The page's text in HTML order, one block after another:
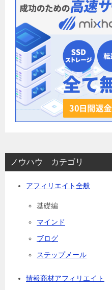
ノウハウ カテゴリ
アフィリエイト全般
基礎編
マインド
ブログ
ステップメール
情報商材アフィリエイト